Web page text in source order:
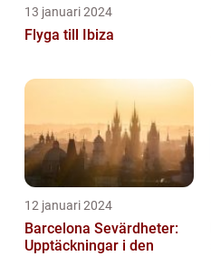
13 januari 2024
Flyga till Ibiza
12 januari 2024
Barcelona Sevärdheter:
Upptäckningar i den